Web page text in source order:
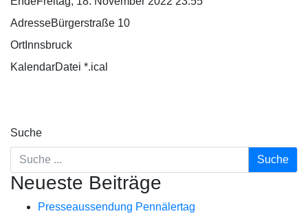
AdresseBürgerstraße 10
OrtInnsbruck
KalendarDatei *.ical
Suche
Neueste Beiträge
Presseaussendung Pennälertag